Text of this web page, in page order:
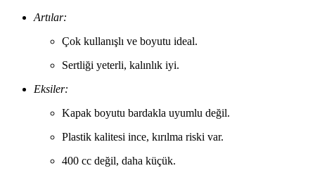
Artılar:
Çok kullanışlı ve boyutu ideal.
Sertliği yeterli, kalınlık iyi.
Eksiler:
Kapak boyutu bardakla uyumlu değil.
Plastik kalitesi ince, kırılma riski var.
400 cc değil, daha küçük.